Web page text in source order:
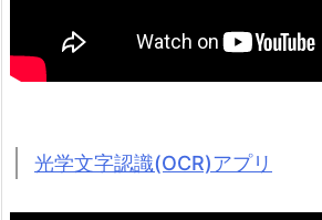
光学文字認識(OCR)アプリ